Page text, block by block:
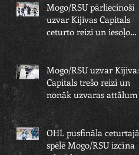
Mogo/RSU pārliecinoši
uzvar Kijivas Capitals
ceturto reizi un iesoļo
OHL finālā
Mogo/RSU uzvar Kijivas
Capitals trešo reizi un
nonāk uzvaras attālumā
no OHL fināla
OHL pusfināla ceturtajā
spēlē Mogo/RSU izcīna